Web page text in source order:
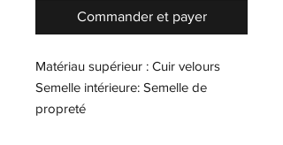
Commander et payer
Matériau supérieur : Cuir velours
Semelle intérieure: Semelle de
propreté